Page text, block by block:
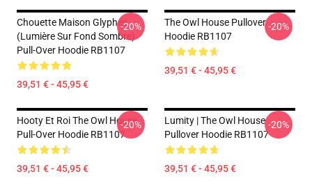
Chouette Maison Glyphes
(lumière Sur Fond Sombre)
Pull-Over Hoodie RB1107
39,51 € - 45,95 €
-20%
The Owl House Pullover
Hoodie RB1107
39,51 € - 45,95 €
-20%
Hooty Et Roi The Owl House
Pull-Over Hoodie RB1107
39,51 € - 45,95 €
-20%
Lumity | The Owl House
Pullover Hoodie RB1107
39,51 € - 45,95 €
-20%